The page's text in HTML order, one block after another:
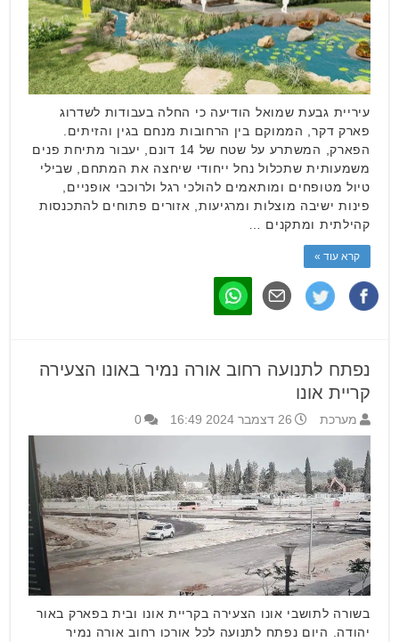
עיריית גבעת שמואל הודיעה כי החלה בעבודות לשדרוג
פארק דקר, הממוקם בין הרחובות מנחם בגין והזיתים.
הפארק, המשתרע על שטח של 14 דונם, יעבור מתיחת פנים
משמעותית שתכלול נחל ייחודי שיחצה את המתחם, שבילי
טיול מטופחים ומותאמים להולכי רגל ולרוכבי אופניים,
פינות ישיבה מוצלות ומרגיעות, אזורים פתוחים להתכנסות
קהילתית ומתקנים …
קרא עוד »
נפתח לתנועה רחוב אורה נמיר באונו הצעירה
קריית אונו
מערכת 26 דצמבר 2024 16:49 0
בשורה לתושבי אונו הצעירה בקריית אונו ובית בפארק באור
יהודה. היום נפתח לתנועה לכל אורכו רחוב אורה נמיר